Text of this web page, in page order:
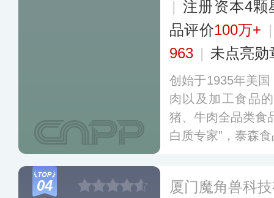
| 注册资本4颗
品评价100万+
963 | 未点亮勋
创始于1935年美
肉以及加工食品
猪、牛肉全品类食
白质专家”，泰森
饮品牌及零售企业
04 厦门魔角兽科